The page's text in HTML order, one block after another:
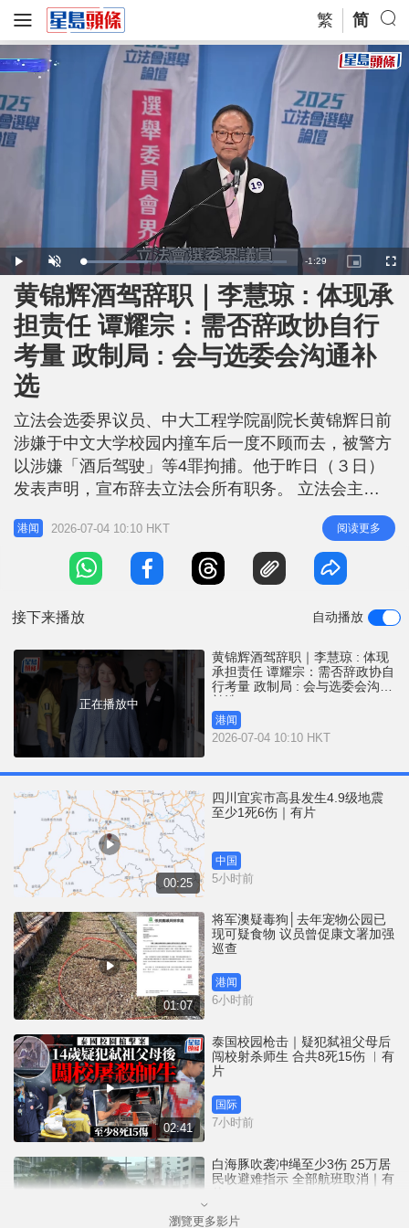
繁 简
P
l
a
y
U
n
m
u
t
e
L
o
a
d
e
d
:
3
2
.
8
R
m
a
i
n
g
-1:29
P
i
c
u
e
-
n
-
P
r
e
F
u
l
s
黄锦辉酒驾辞职｜李慧琼 : 体现承
担责任 谭耀宗：需否辞政协自行
考量 政制局 : 会与选委会沟通补
选
立法会选委界议员、中大工程学院副院长黄锦辉日前
涉嫌于中文大学校园内撞车后一度不顾而去，被警方
以涉嫌「酒后驾驶」等4罪拘捕。他于昨日（３日）
发表声明，宣布辞去立法会所有职务。 立法会主席
李慧琼今日(4日)表示，黄教授辞职体现了他承担责
任，相信他的案件会依法依规在法院审理。立法会议
员都知悉社会对公职人员有很高的期望，希望议员都
吸取事件的经验及教训，更加谨慎要求自己在工作方
港闻 2026-07-04 10:10 HKT 阅读更多
接下来播放 自动播放
正在播放中
黄锦辉酒驾辞职｜李慧琼 : 体现
承担责任 谭耀宗：需否辞政协自
行考量 政制局 : 会与选委会沟通
补选
港闻
2026-07-04 10:10 HKT
00:25
四川宜宾市高县发生4.9级地震
至少1死6伤｜有片
中国
5小时前
01:07
将军澳疑毒狗│去年宠物公园已
现可疑食物 议员曾促康文署加强
巡查
港闻
6小时前
02:41
泰国校园枪击｜疑犯弑祖父母后
闯校射杀师生 合共8死15伤 ︱有
片
国际
7小时前
白海豚吹袭冲绳至少3伤 25万居
民收避难指示 全部航班取消｜有
瀏覽更多影片